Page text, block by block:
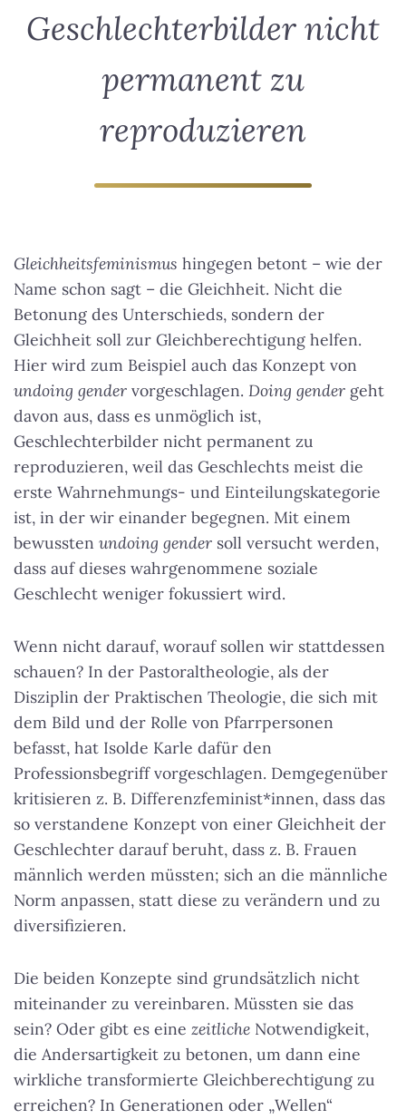
Geschlechterbilder nicht
permanent zu
reproduzieren
Gleichheitsfeminismus hingegen betont – wie der
Name schon sagt – die Gleichheit. Nicht die
Betonung des Unterschieds, sondern der
Gleichheit soll zur Gleichberechtigung helfen.
Hier wird zum Beispiel auch das Konzept von
undoing gender vorgeschlagen. Doing gender geht
davon aus, dass es unmöglich ist,
Geschlechterbilder nicht permanent zu
reproduzieren, weil das Geschlechts meist die
erste Wahrnehmungs- und Einteilungskategorie
ist, in der wir einander begegnen. Mit einem
bewussten undoing gender soll versucht werden,
dass auf dieses wahrgenommene soziale
Geschlecht weniger fokussiert wird.
Wenn nicht darauf, worauf sollen wir stattdessen
schauen? In der Pastoraltheologie, als der
Disziplin der Praktischen Theologie, die sich mit
dem Bild und der Rolle von Pfarrpersonen
befasst, hat Isolde Karle dafür den
Professionsbegriff vorgeschlagen. Demgegenüber
kritisieren z. B. Differenzfeminist*innen, dass das
so verstandene Konzept von einer Gleichheit der
Geschlechter darauf beruht, dass z. B. Frauen
männlich werden müssten; sich an die männliche
Norm anpassen, statt diese zu verändern und zu
diversifizieren.
Die beiden Konzepte sind grundsätzlich nicht
miteinander zu vereinbaren. Müssten sie das
sein? Oder gibt es eine zeitliche Notwendigkeit,
die Andersartigkeit zu betonen, um dann eine
wirkliche transformierte Gleichberechtigung zu
erreichen? In Generationen oder „Wellen“